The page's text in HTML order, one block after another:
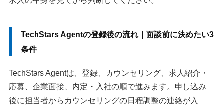
TechStars Agentの登録後の流れ｜面談前に決めたい3
条件
TechStars Agentは、登録、カウンセリング、求人紹介・
応募、企業面接、内定・入社の順で進みます。申し込み
後に担当者からカウンセリングの日程調整の連絡が入